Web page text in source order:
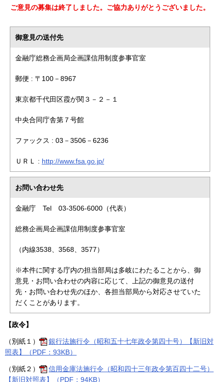
ご意見の募集は終了しました。ご協力ありがとうございました。
御意見の送付先
金融庁総務企画局企画課信用制度参事官室
郵便 : 〒100－8967
東京都千代田区霞が関３－２－１
中央合同庁舎第７号館
ファックス : 03－3506－6236
ＵＲＬ : http://www.fsa.go.jp/
お問い合わせ先
金融庁 Tel 03-3506-6000（代表）
総務企画局企画課信用制度参事官室
（内線3538、3568、3577）
※本件に関する庁内の担当部局は多岐にわたることから、御
意見・お問い合わせの内容に応じて、上記の御意見の送付
先・お問い合わせ先のほか、各担当部局から対応させていた
だくことがあります。
【政令】
（別紙１）
銀行法施行令（昭和五十七年政令第四十号）【新旧対
照表】（PDF：93KB）
（別紙２）
信用金庫法施行令（昭和四十三年政令第百四十二号）
【新旧対照表】（PDF：94KB）